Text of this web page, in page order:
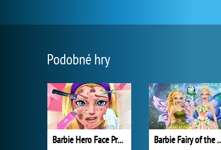
Podobné hry
Barbie Hero Face Problem Barbie